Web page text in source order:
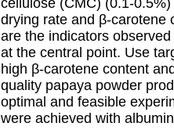
cellulose (CMC) (0.1-
drying rate and β-carotene
are the indicators
at the central point. Use
high β-carotene content
quality papaya powder
optimal and feasible
were achieved with